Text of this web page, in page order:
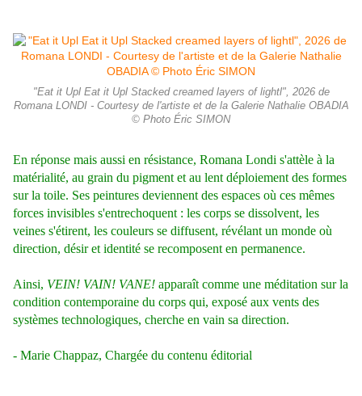
"Eat it Upl Eat it Upl Stacked creamed layers of lightl", 2026 de
Romana LONDI - Courtesy de l'artiste et de la Galerie Nathalie OBADIA
© Photo Éric SIMON
En réponse mais aussi en résistance, Romana Londi s'attèle à la
matérialité, au grain du pigment et au lent déploiement des formes
sur la toile. Ses peintures deviennent des espaces où ces mêmes
forces invisibles s'entrechoquent : les corps se dissolvent, les
veines s'étirent, les couleurs se diffusent, révélant un monde où
direction, désir et identité se recomposent en permanence.
Ainsi, VEIN! VAIN! VANE! apparaît comme une méditation sur la
condition contemporaine du corps qui, exposé aux vents des
systèmes technologiques, cherche en vain sa direction.
- Marie Chappaz, Chargée du contenu éditorial